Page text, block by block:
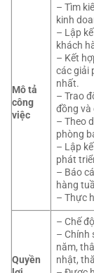
Mô tả
công
việc
– Tìm
kinh
– Lập
khách
– Kết
các giải
nhất.
– Trao
đồng và
– Theo
phòng
– Lập
phát
– Báo
hàng
– Thực
Quyền
– Chế
– Chính
năm,
nhật,